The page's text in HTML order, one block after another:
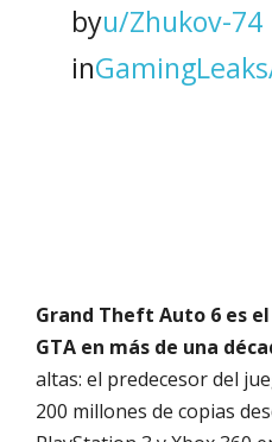
byu/Zhukov-74
in
Grand Theft Auto 6 es
GTA en más de una
altas: el predecesor del
200 millones de copias